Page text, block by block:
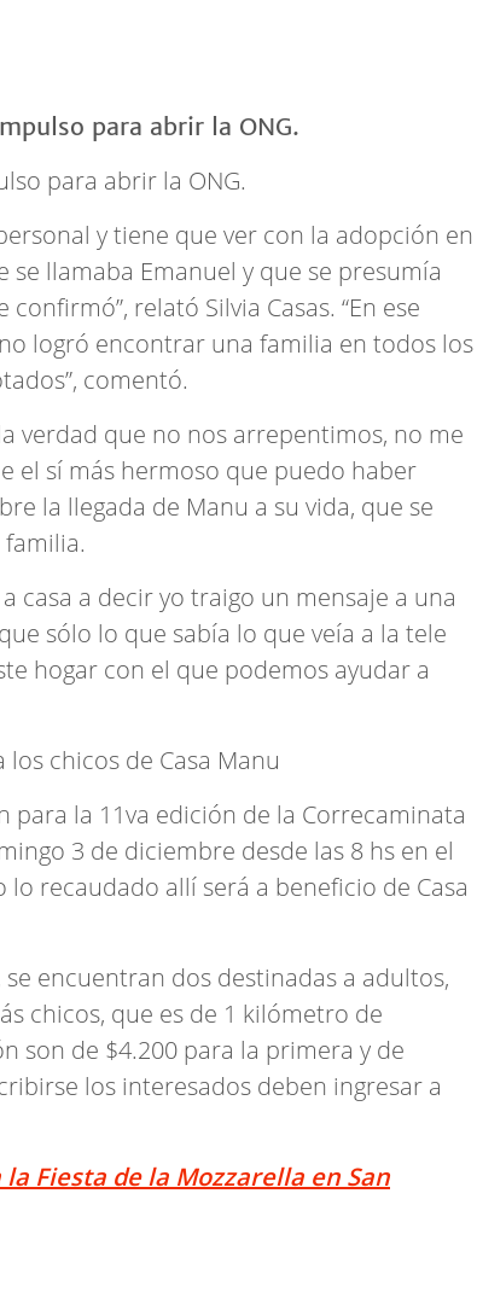
para abrir la ONG.
y tiene que ver con la adopción en
llamaba Emanuel y que se presumía
relató Silvia Casas. “En ese
logró encontrar una familia en todos los
comentó.
verdad que no nos arrepentimos, no me
el sí más hermoso que puedo haber
la llegada de Manu a su vida, que se
casa a decir yo traigo un mensaje a una
sólo lo que sabía lo que veía a la tele
hogar con el que podemos ayudar a
chicos de Casa Manu
la 11va edición de la Correcaminata
3 de diciembre desde las 8 hs en el
recaudado allí será a beneficio de Casa
encuentran dos destinadas a adultos,
chicos, que es de 1 kilómetro de
son de $4.200 para la primera y de
los interesados deben ingresar a
Fiesta de la Mozzarella en San